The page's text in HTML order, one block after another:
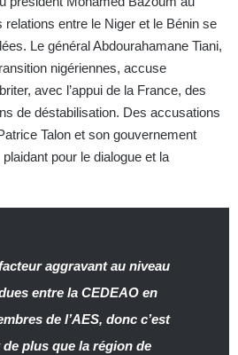
relations entre le Niger et le Bénin se
Le général Abdourahamane Tiani,
nigériennes, accuse
avec l’appui de la France, des
de déstabilisation. Des accusations
Talon et son gouvernement
pour le dialogue et la
aggravant au niveau
entre la CEDEAO en
de l’AES, donc c’est
plus que la région de